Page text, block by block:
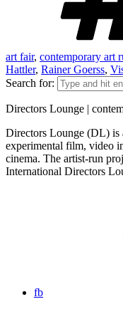
art fair, contemporary art
Hattler, Rainer Goerss,
Search for:
Directors Lounge |
Directors Lounge (DL) is
experimental film, video
cinema. The artist-run
International Directors
fb